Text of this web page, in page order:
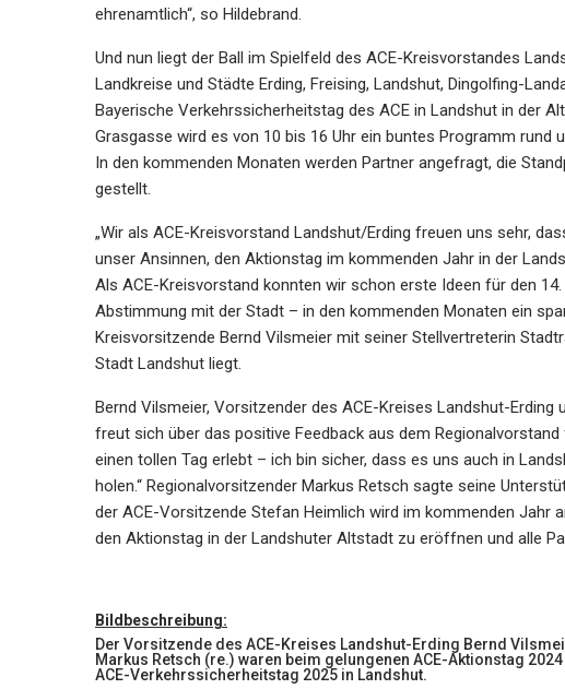
ehrenamtlich“, so Hildebrand.
Und nun liegt der Ball im Spielfeld des ACE-Kreisvorstandes
Landkreise und Städte Erding, Freising, Landshut, Dingolfing-
Bayerische Verkehrssicherheitstag des ACE in Landshut in der
Grasgasse wird es von 10 bis 16 Uhr ein buntes Programm rund
In den kommenden Monaten werden Partner angefragt, die
gestellt.
„Wir als ACE-Kreisvorstand Landshut/Erding freuen uns sehr,
unser Ansinnen, den Aktionstag im kommenden Jahr in der
Als ACE-Kreisvorstand konnten wir schon erste Ideen für den
Abstimmung mit der Stadt – in den kommenden Monaten ein
Kreisvorsitzende Bernd Vilsmeier mit seiner Stellvertreterin
Stadt Landshut liegt.
Bernd Vilsmeier, Vorsitzender des ACE-Kreises Landshut-
freut sich über das positive Feedback aus dem
einen tollen Tag erlebt – ich bin sicher, dass es uns auch in
holen.“ Regionalvorsitzender Markus Retsch sagte seine
der ACE-Vorsitzende Stefan Heimlich wird im kommenden Jahr
den Aktionstag in der Landshuter Altstadt zu eröffnen und alle
Bildbeschreibung:
Der Vorsitzende des ACE-Kreises Landshut-Erding Bernd
Markus Retsch (re.) waren beim gelungenen ACE-Aktionstag
ACE-Verkehrssicherheitstag 2025 in Landshut.